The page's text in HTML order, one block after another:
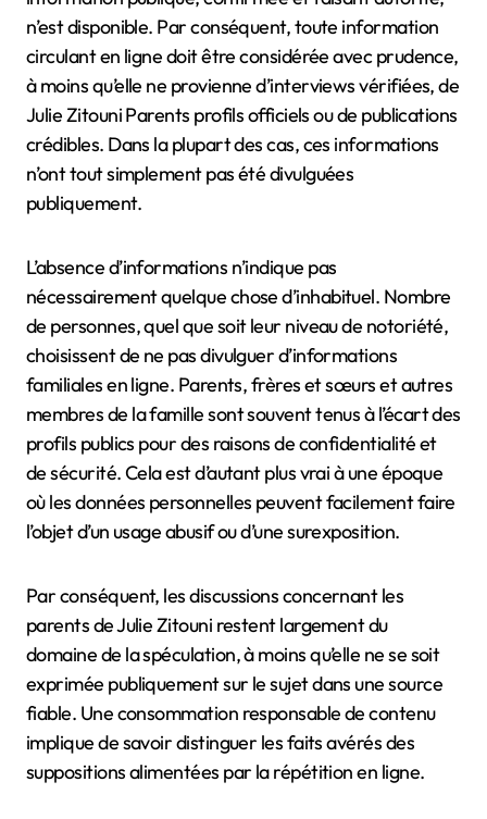
n’est disponible. Par conséquent, toute information
circulant en ligne doit être considérée avec prudence,
à moins qu’elle ne provienne d’interviews vérifiées, de
Julie Zitouni Parents profils officiels ou de publications
crédibles. Dans la plupart des cas, ces informations
n’ont tout simplement pas été divulguées
publiquement.
L’absence d’informations n’indique pas
nécessairement quelque chose d’inhabituel. Nombre
de personnes, quel que soit leur niveau de notoriété,
choisissent de ne pas divulguer d’informations
familiales en ligne. Parents, frères et sœurs et autres
membres de la famille sont souvent tenus à l’écart des
profils publics pour des raisons de confidentialité et
de sécurité. Cela est d’autant plus vrai à une époque
où les données personnelles peuvent facilement faire
l’objet d’un usage abusif ou d’une surexposition.
Par conséquent, les discussions concernant les
parents de Julie Zitouni restent largement du
domaine de la spéculation, à moins qu’elle ne se soit
exprimée publiquement sur le sujet dans une source
fiable. Une consommation responsable de contenu
implique de savoir distinguer les faits avérés des
suppositions alimentées par la répétition en ligne.